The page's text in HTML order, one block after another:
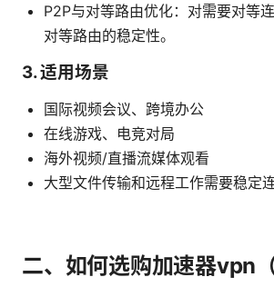
P2P与对等路由优化：对需要对等
对等路由的稳定性。
3. 适用场景
国际视频会议、跨境办公
在线游戏、电竞对局
海外视频/直播流媒体观看
大型文件传输和远程工作需要稳定
二、如何选购加速器vpn